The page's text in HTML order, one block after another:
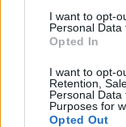
I want to opt-
Personal Data
Opted In
I want to opt-
Retention,
Personal
Purposes for
Opted Out